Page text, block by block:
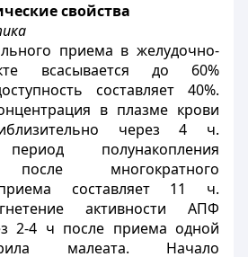
свойства
приема в желудочно-
всасывается до 60%
составляет 40%.
в плазме крови
через 4 ч.
полунакопления
после многократного
составляет 11 ч.
активности АПФ
2-4 ч после приема одной
малеата. Начало